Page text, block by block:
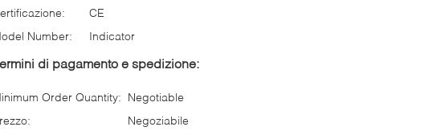
CE
Number:
Indicator
di pagamento e spedizione:
Order Quantity: Negotiable
Negoziabile